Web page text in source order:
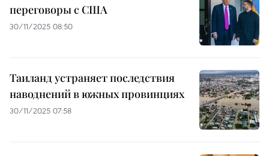
переговоры с США
30/11/2025 08:50
Таиланд устраняет последствия
наводнений в южных провинциях
30/11/2025 07:58